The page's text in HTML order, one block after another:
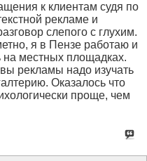
к клиентам судя по
рекламе и
слепого с глухим.
я в Пензе работаю и
на местных площадках.
рекламы надо изучать
Оказалось что
проще, чем